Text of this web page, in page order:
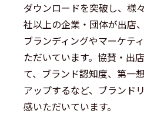
ダウンロードを突破し、様
社以上の企業・団体が出店
ブランディングやマーケテ
ただいています。協賛・出
て、ブランド認知度、第一
アップするなど、ブランド
感いただいています。